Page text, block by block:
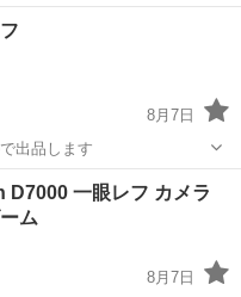
8月7日
出品します
D7000 一眼レフ カメラ
ム
8月7日